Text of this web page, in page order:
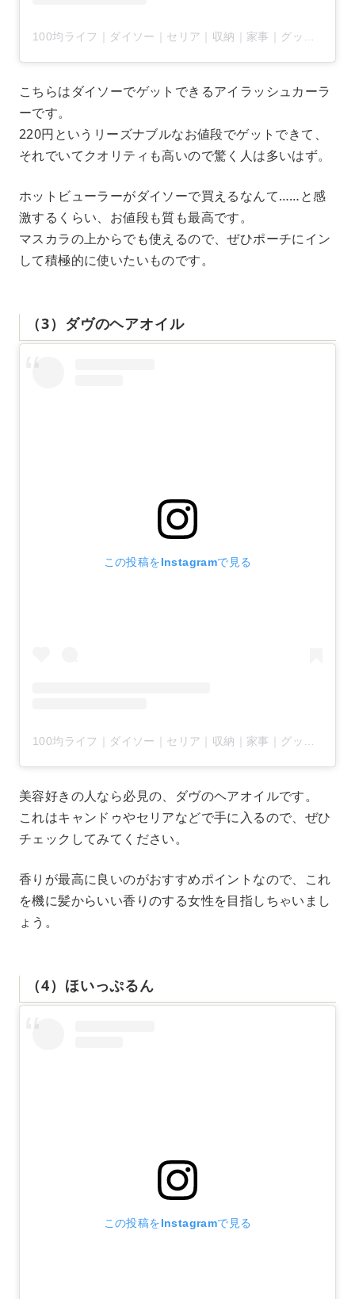
こちらはダイソーでゲットできるアイラッシュカーラ
ーです。
220円というリーズナブルなお値段でゲットできて、
それでいてクオリティも高いので驚く人は多いはず。
ホットビューラーがダイソーで買えるなんて……と感
激するくらい、お値段も質も最高です。
マスカラの上からでも使えるので、ぜひポーチにイン
して積極的に使いたいものです。
（3）ダヴのヘアオイル
この投稿をInstagramで見る
美容好きの人なら必見の、ダヴのヘアオイルです。
これはキャンドゥやセリアなどで手に入るので、ぜひ
チェックしてみてください。
香りが最高に良いのがおすすめポイントなので、これ
を機に髪からいい香りのする女性を目指しちゃいまし
ょう。
（4）ほいっぷるん
この投稿をInstagramで見る